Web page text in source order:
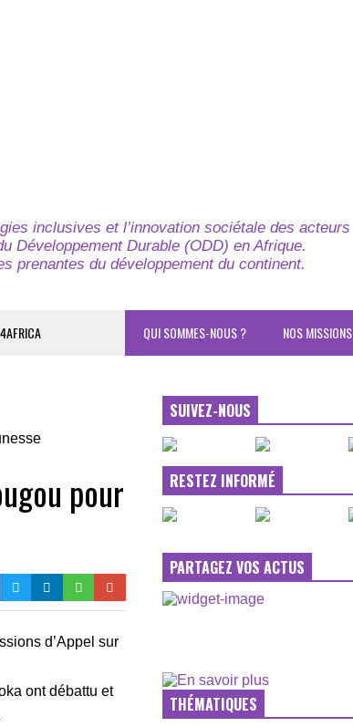
inclusives et l’innovation sociétale des acteurs
Développement Durable (ODD) en Afrique.
prenantes du développement du continent.
NOS MISSIONS
QUI SOMMES-NOUS ?
pour
d’Appel sur
ont débattu et
SUIVEZ-NOUS
RESTEZ INFORMÉ
PARTAGEZ VOS ACTUS
THÉMATIQUES